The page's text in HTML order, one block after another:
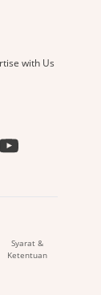
with Us
Syarat &
Ketentuan